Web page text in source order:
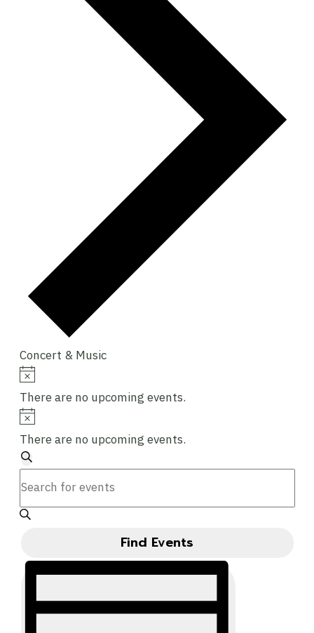
Concert & Music
Events
For
8/
สิงหาคม/2026
Notice
There are no upcoming events.
Notice
There are no upcoming events.
Events
Search
And
Navigation
Search
Keyword.
Search
Find Events
Event
Views
Navigation